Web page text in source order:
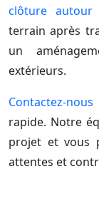
clôture autour
terrain après
un
extérieurs.
Contactez-nous
rapide. Notre
projet et vous
attentes et